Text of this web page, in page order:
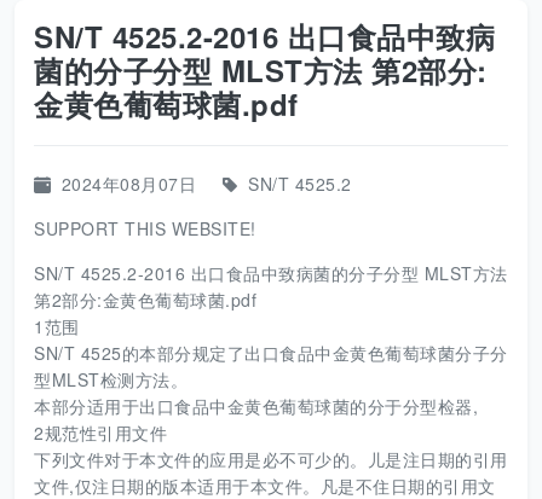
SN/T 4525.2-2016 出口食品中致病
菌的分子分型 MLST方法 第2部分:
金黄色葡萄球菌.pdf
2024年08月07日
SN/T 4525.2
SUPPORT THIS WEBSITE!
SN/T 4525.2-2016 出口食品中致病菌的分子分型 MLST方法
第2部分:金黄色葡萄球菌.pdf
1范围
SN/T 4525的本部分规定了出口食品中金黄色葡萄球菌分子分
型MLST检测方法。
本部分适用于出口食品中金黄色葡萄球菌的分于分型检器,
2规范性引用文件
下列文件对于本文件的应用是必不可少的。儿是注日期的引用
文件,仅注日期的版本适用于本文件。凡是不住日期的引用文